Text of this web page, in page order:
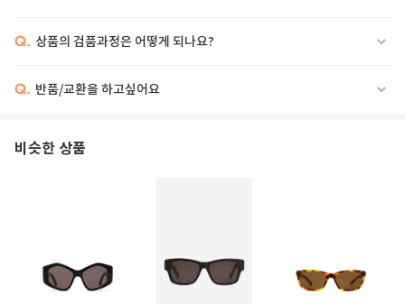
Q. 상품의 검품과정은 어떻게 되나요?
Q. 반품/교환을 하고싶어요
비슷한 상품